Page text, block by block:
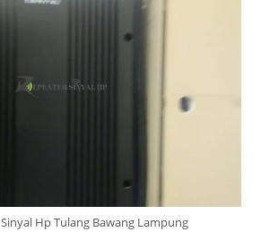
Hp Tulang Bawang Lampung